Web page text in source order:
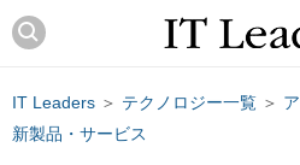
IT Leaders ＞ テクノロジー一覧 ＞
新製品・サービス